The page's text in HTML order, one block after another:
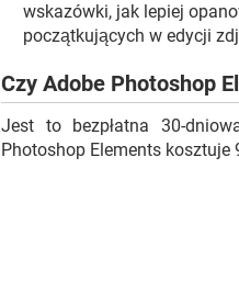
wskazówki, jak lepiej
początkujących w edycji
Czy Adobe Photoshop
Jest to bezpłatna 30-
Photoshop Elements kosztuje